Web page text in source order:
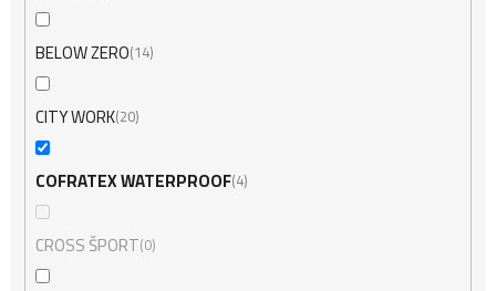
BELOW ZERO 14
CITY WORK 20
COFRATEX WATERPROOF 4
CROSS ŠPORT 0